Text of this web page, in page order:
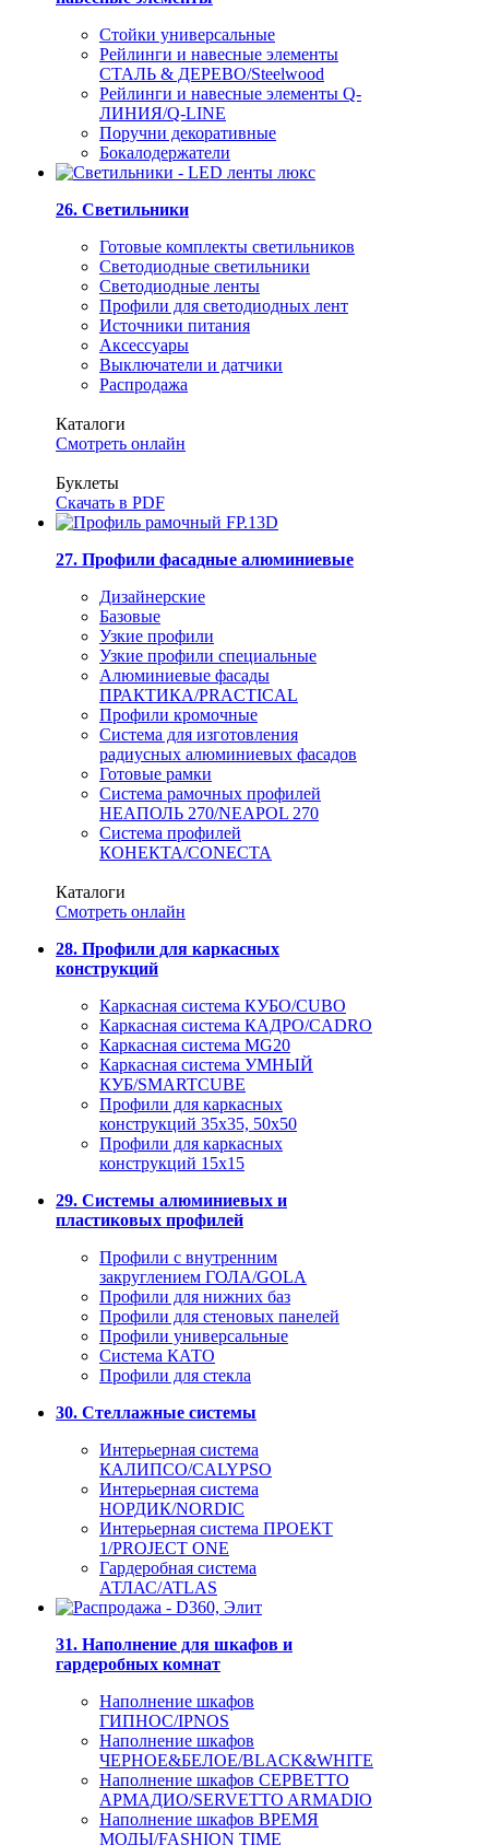
Стойки универсальные
Рейлинги и навесные элементы
СТАЛЬ & ДЕРЕВО/Steelwood
Рейлинги и навесные элементы Q-
ЛИНИЯ/Q-LINE
Поручни декоративные
Бокалодержатели
26. Светильники
Готовые комплекты светильников
Светодиодные светильники
Светодиодные ленты
Профили для светодиодных лент
Источники питания
Аксессуары
Выключатели и датчики
Распродажа
Каталоги
Смотреть онлайн
Буклеты
Скачать в PDF
27. Профили фасадные алюминиевые
Дизайнерские
Базовые
Узкие профили
Узкие профили специальные
Алюминиевые фасады
ПРАКТИКА/PRACTICAL
Профили кромочные
Система для изготовления
радиусных алюминиевых фасадов
Готовые рамки
Система рамочных профилей
НЕАПОЛЬ 270/NEAPOL 270
Система профилей
КОНЕКТА/CONECTA
Каталоги
Смотреть онлайн
28. Профили для каркасных
конструкций
Каркасная система КУБО/CUBO
Каркасная система КАДРО/CADRO
Каркасная система MG20
Каркасная система УМНЫЙ
КУБ/SMARTCUBE
Профили для каркасных
конструкций 35x35, 50x50
Профили для каркасных
конструкций 15х15
29. Системы алюминиевых и
пластиковых профилей
Профили с внутренним
закруглением ГОЛА/GOLA
Профили для нижних баз
Профили для стеновых панелей
Профили универсальные
Система КАТО
Профили для стекла
30. Стеллажные системы
Интерьерная система
КАЛИПСО/CALYPSO
Интерьерная система
НОРДИК/NORDIC
Интерьерная система ПРОЕКТ
1/PROJECT ONE
Гардеробная система
АТЛАС/ATLAS
31. Наполнение для шкафов и
гардеробных комнат
Наполнение шкафов
ГИПНОС/IPNOS
Наполнение шкафов
ЧЕРНОЕ&БЕЛОЕ/BLACK&WHITE
Наполнение шкафов СЕРВЕТТО
АРМАДИО/SERVETTO ARMADIO
Наполнение шкафов ВРЕМЯ
МОДЫ/FASHION TIME